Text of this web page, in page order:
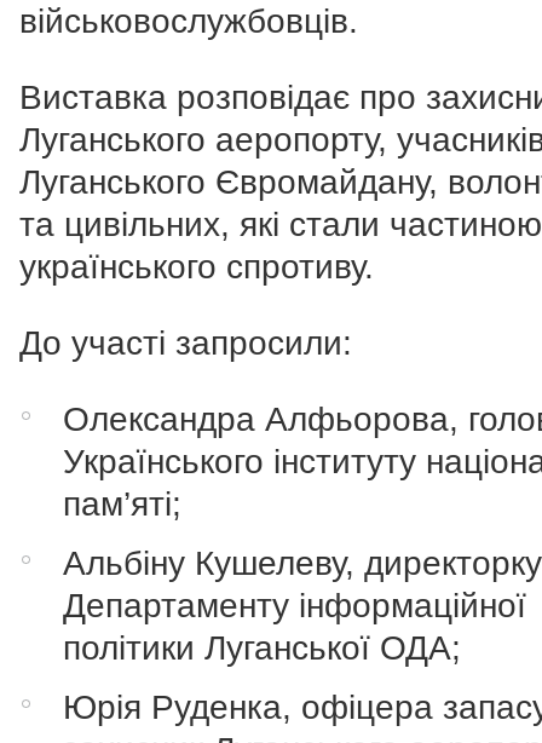
військовослужбовців.
Виставка розповідає про
Луганського аеропорту,
Луганського Євромайдану,
та цивільних, які стали частиною
українського спротиву.
До участі запросили:
Олександра Алфьорова,
Українського інституту
пам’яті;
Альбіну Кушелеву, директорку
Департаменту інформаційної
політики Луганської ОДА;
Юрія Руденка, офіцера